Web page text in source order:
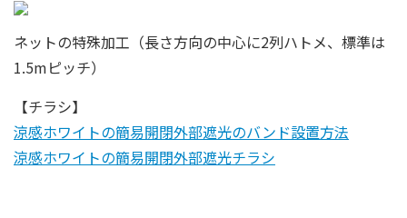
ネットの特殊加工（長さ方向の中心に2列ハトメ、標準は
1.5mピッチ）
【チラシ】
涼感ホワイトの簡易開閉外部遮光のバンド設置方法
涼感ホワイトの簡易開閉外部遮光チラシ